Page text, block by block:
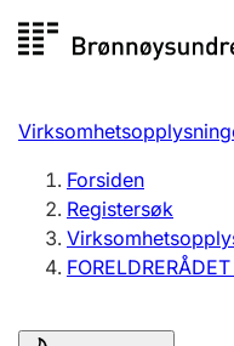
Registersøk
Aksjeselskap
Registrere, endre,
Forsiden
Registersøk